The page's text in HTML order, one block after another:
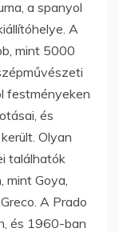
a spanyol
A
mint 5000
festményeken
és
Olyan
találhatók
mint Goya,
A Prado
és 1960-ban